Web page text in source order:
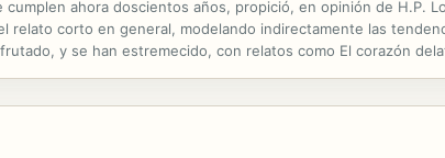
cumplen ahora doscientos años, propició, en opinión de H.P.
relato corto en general, modelando indirectamente las
y se han estremecido, con relatos como El corazón